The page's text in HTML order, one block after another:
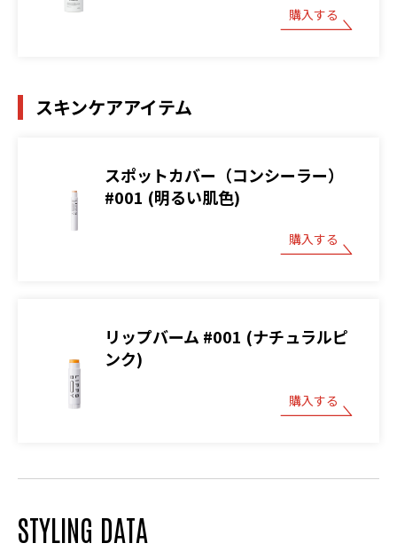
購入する
スキンケアアイテム
スポットカバー（コンシーラー）
#001 (明るい肌色)
購入する
リップバーム #001 (ナチュラルピ
ンク)
購入する
STYLING DATA